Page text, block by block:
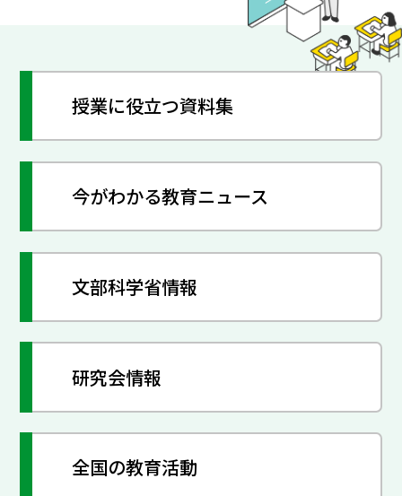
授業に役立つ資料集
今がわかる教育ニュース
文部科学省情報
研究会情報
全国の教育活動